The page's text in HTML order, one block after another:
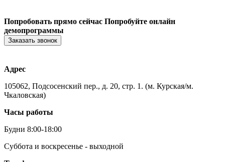
Попробовать прямо сейчас Попробуйте онлайн
демопрограммы
Заказать звонок
Адрес
105062, Подсосенский пер., д. 20, стр. 1. (м. Курская/м.
Чкаловская)
Часы работы
Будни 8:00-18:00
Суббота и воскресенье - выходной